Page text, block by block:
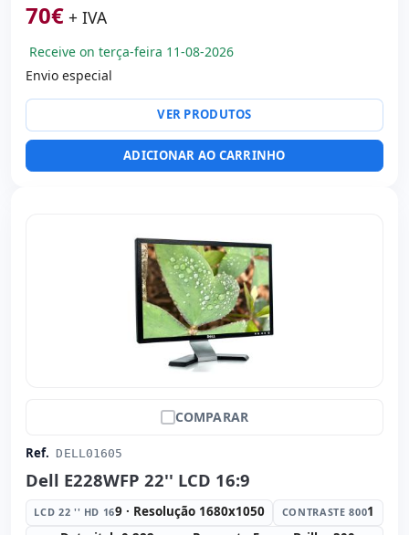
cd/m2 · Ângulo visão 160°v/170°h
Portas de vídeo:
Específico tela: Apoio VESA · Pedestal
Outros: hR embalagens
Dimensões: 51x40x21 cm.
70€ + IVA
Receive on terça-feira 11-08-2026
Envio especial
VER PRODUTOS
ADICIONAR AO CARRINHO
COMPARAR
Ref. DELL01605
Dell E228WFP 22'' LCD 16:9
LCD 22 '' HD 169 · Resolução 1680x1050 CONTRASTE 8001